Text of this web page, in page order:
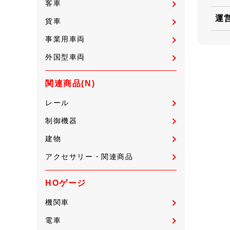
客車
貨車
事業用車両
外国型車両
関連商品(N)
レール
制御機器
建物
アクセサリー・関連商品
HOゲージ
機関車
電車
運